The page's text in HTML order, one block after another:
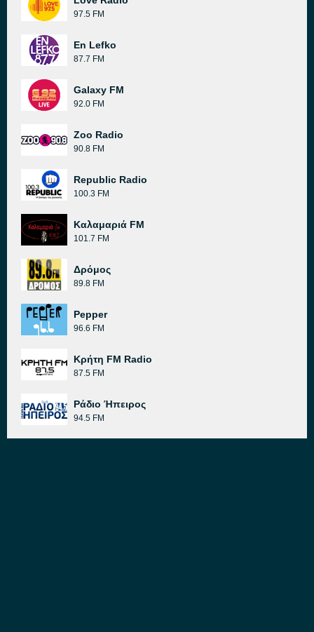
97.5 FM
En Lefko
87.7 FM
Galaxy FM
92.0 FM
Zoo Radio
90.8 FM
Republic Radio
100.3 FM
Καλαμαριά FM
101.7 FM
Δρόμος
89.8 FM
Pepper
96.6 FM
Κρήτη FM Radio
87.5 FM
Ράδιο Ήπειρος
94.5 FM